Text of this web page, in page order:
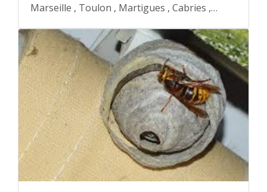
Marseille , Toulon , Martigues , Cabries ,…